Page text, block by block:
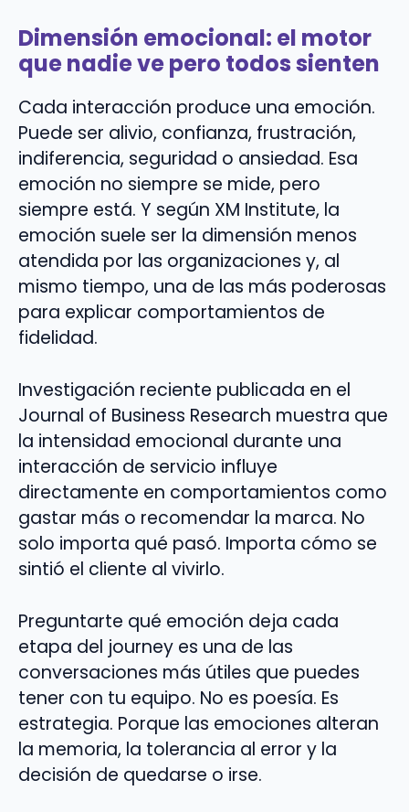
Dimensión emocional: el motor
que nadie ve pero todos sienten
Cada interacción produce una emoción.
Puede ser alivio, confianza, frustración,
indiferencia, seguridad o ansiedad. Esa
emoción no siempre se mide, pero
siempre está. Y según XM Institute, la
emoción suele ser la dimensión menos
atendida por las organizaciones y, al
mismo tiempo, una de las más poderosas
para explicar comportamientos de
fidelidad.
Investigación reciente publicada en el
Journal of Business Research muestra que
la intensidad emocional durante una
interacción de servicio influye
directamente en comportamientos como
gastar más o recomendar la marca. No
solo importa qué pasó. Importa cómo se
sintió el cliente al vivirlo.
Preguntarte qué emoción deja cada
etapa del journey es una de las
conversaciones más útiles que puedes
tener con tu equipo. No es poesía. Es
estrategia. Porque las emociones alteran
la memoria, la tolerancia al error y la
decisión de quedarse o irse.